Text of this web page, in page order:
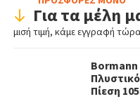
Για τα μέλη
μισή τιμή, κάμε εγγραφή
Bormann
Πίεση